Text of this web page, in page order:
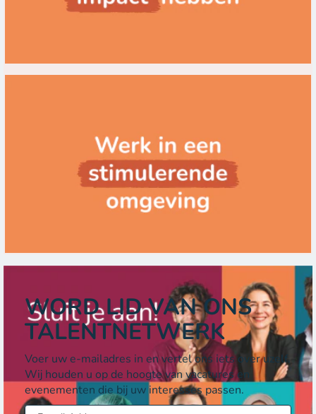
WORD LID VAN ONS
TALENTNETWERK
Voer uw e-mailadres in en vertel ons iets over uzelf.
Wij houden u op de hoogte van vacatures en
evenementen die bij uw interesses passen.